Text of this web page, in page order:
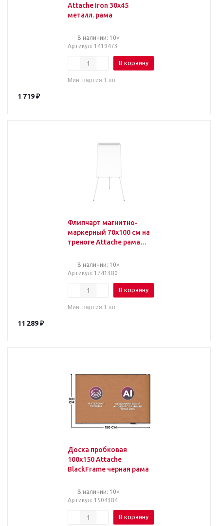
Attache Iron 30х45
металл. рама
В наличии: 10>
Артикул: 1419473
В корзину
Мин. партия 1 шт
1 719₽
Флипчарт магнитно-
маркерный 70х100 см на
треноге Attache рама
В наличии: 10>
Артикул: 1741380
В корзину
Мин. партия 1 шт
11 289₽
Доска пробковая
100х150 Attache
BlackFrame черная рама
В наличии: 10>
Артикул: 1504384
В корзину